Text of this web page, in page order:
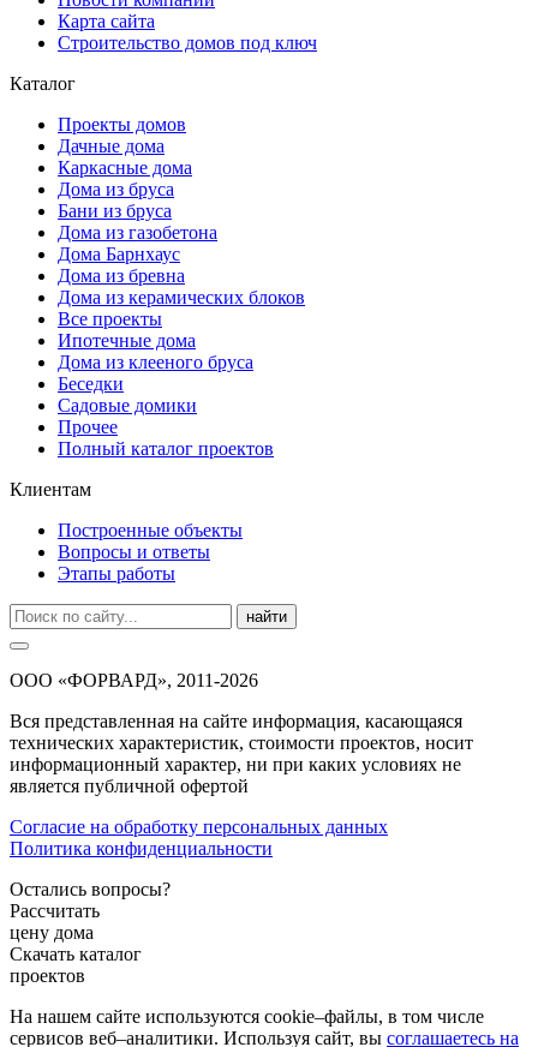
Карта сайта
Строительство домов под ключ
Каталог
Проекты домов
Дачные дома
Каркасные дома
Дома из бруса
Бани из бруса
Дома из газобетона
Дома Барнхаус
Дома из бревна
Дома из керамических блоков
Все проекты
Ипотечные дома
Дома из клееного бруса
Беседки
Садовые домики
Прочее
Полный каталог проектов
Клиентам
Построенные объекты
Вопросы и ответы
Этапы работы
найти
ООО «ФОРВАРД», 2011-2026
Вся представленная на сайте информация, касающаяся
технических характеристик, стоимости проектов, носит
информационный характер, ни при каких условиях не
является публичной офертой
Согласие на обработку персональных данных
Политика конфиденциальности
Остались вопросы?
Рассчитать
цену дома
Скачать каталог
проектов
На нашем сайте используются cookie–файлы, в том числе
сервисов веб–аналитики. Используя сайт, вы соглашаетесь на